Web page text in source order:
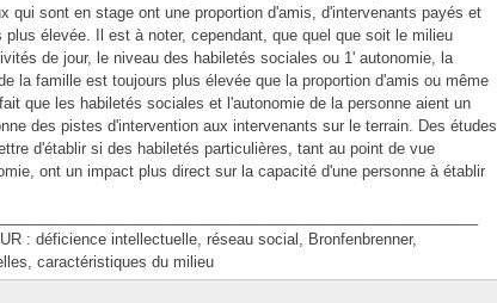
qui sont en stage ont une proportion d'amis, d'intervenants payés et
plus élevée. Il est à noter, cependant, que quel que soit le milieu
de jour, le niveau des habiletés sociales ou 1' autonomie, la
la famille est toujours plus élevée que la proportion d'amis ou même
que les habiletés sociales et l'autonomie de la personne aient un
des pistes d'intervention aux intervenants sur le terrain. Des études
d'établir si des habiletés particulières, tant au point de vue
ont un impact plus direct sur la capacité d'une personne à établir
: déficience intellectuelle, réseau social, Bronfenbrenner,
caractéristiques du milieu